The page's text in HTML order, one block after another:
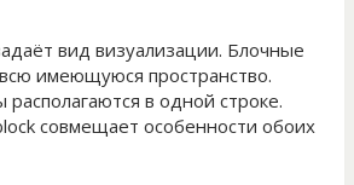
вид визуализации. Блочные
имеющуюся пространство.
располагаются в одной строке.
совмещает особенности обоих